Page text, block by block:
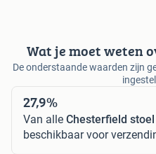
Wat je moet weten
De onderstaande waarden zijn
27,9%
Van alle Chesterfield stoel
beschikbaar voor